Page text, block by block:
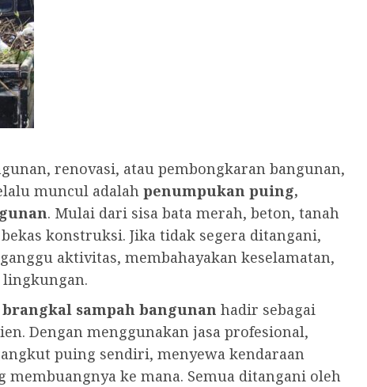
renovasi, atau pembongkaran bangunan,
muncul adalah penumpukan puing,
. Mulai dari sisa bata merah, beton, tanah
konstruksi. Jika tidak segera ditangani,
aktivitas, membahayakan keselamatan,
sampah bangunan hadir sebagai
Dengan menggunakan jasa profesional,
puing sendiri, menyewa kendaraan
membuangnya ke mana. Semua ditangani oleh